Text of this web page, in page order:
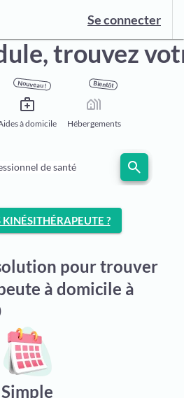
Se connecter
trouvez
Nouveau !
medical_services
à domicile
Bientôt
holiday_village
Hébergements
de santé search
KINÉSITHÉRAPEUTE ?
pour trouver
à domicile à
Simple